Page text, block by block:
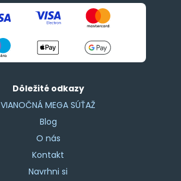
Dôležité odkazy
VIANOČNÁ MEGA SÚŤAŽ
Blog
O nás
Kontakt
Navrhni si